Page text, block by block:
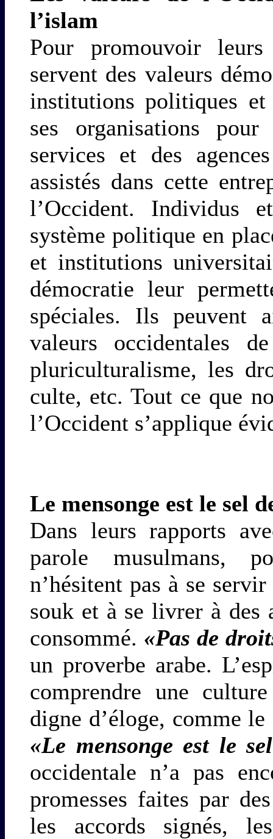
l’islam
Pour promouvoir
servent des valeurs
institutions politiques
ses organisations
services et des
assistés dans cette
l’Occident. Individus
système politique en
et institutions
démocratie leur
spéciales. Ils peuvent
valeurs occidentales
pluriculturalisme, les
culte, etc. Tout ce que
l’Occident s’applique
Le mensonge est le sel
Dans leurs rapports
parole musulmans,
n’hésitent pas à se
souk et à se livrer à des
consommé. «Pas de
un proverbe arabe.
comprendre une
digne d’éloge, comme
«Le mensonge est le
occidentale n’a pas
promesses faites par
les accords signés,